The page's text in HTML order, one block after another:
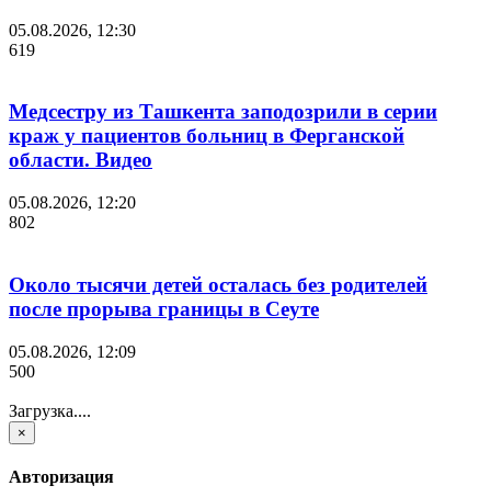
05.08.2026, 12:30
619
Медсестру из Ташкента заподозрили в серии
краж у пациентов больниц в Ферганской
области. Видео
05.08.2026, 12:20
802
Около тысячи детей осталась без родителей
после прорыва границы в Сеуте
05.08.2026, 12:09
500
Загрузка....
×
Авторизация